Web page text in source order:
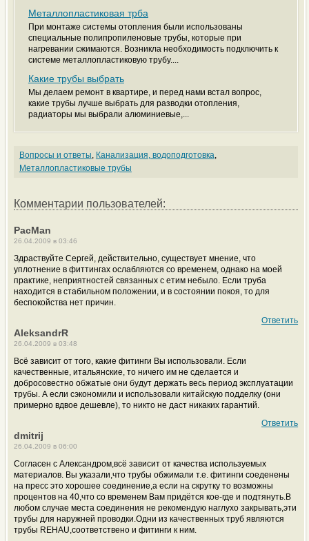
Металлопластиковая трба
При монтаже системы отопления были использованы
специальные полипропиленовые трубы, которые при
нагревании сжимаются. Возникла необходимость подключить к
системе металлопластиковую трубу....
Какие трубы выбрать
Мы делаем ремонт в квартире, и перед нами встал вопрос,
какие трубы лучше выбрать для разводки отопления,
радиаторы мы выбрали алюминиевые,...
Вопросы и ответы, Канализация, водоподготовка,
Металлопластиковые трубы
Комментарии пользователей:
PacMan
26.04.2009 в 03:46
Здраствуйте Сергей, действительно, существует мнение, что
уплотнение в фиттингах ослабляются со временем, однако на моей
практике, неприятностей связанных с етим небыло. Если труба
находится в стабильном положении, и в состоянии покоя, то для
беспокойства нет причин.
Ответить
AleksandrR
26.04.2009 в 03:48
Всё зависит от того, какие фитинги Вы использовали. Если
качественные, итальянские, то ничего им не сделается и
добросовестно обжатые они будут держать весь период эксплуатации
трубы. А если сэкономили и использовали китайскую подделку (они
примерно вдвое дешевле), то никто не даст никаких гарантий.
Ответить
dmitrij
26.04.2009 в 06:00
Согласен с Александром,всё зависит от качества используемых
материалов. Вы указали,что трубы обжимали т.е. фитинги соеденены
на пресс это хорошее соединение,а если на скрутку то возможны
процентов на 40,что со временем Вам придётся кое-где и подтянуть.В
любом случае места соединения не рекомендую наглухо закрывать,эти
трубы для наружней проводки.Одни из качественных труб являются
трубы REHAU,соответствено и фитинги к ним.